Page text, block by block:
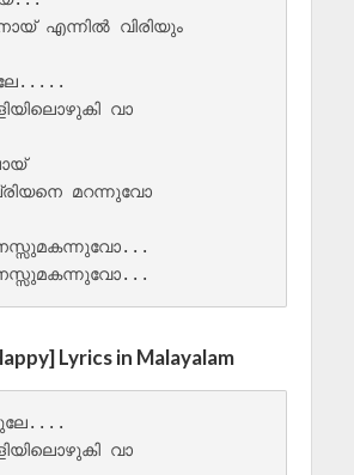
എന്നില്‍ വിരിയും
വാ
മറന്നുവോ
Lyrics in Malayalam
വാ